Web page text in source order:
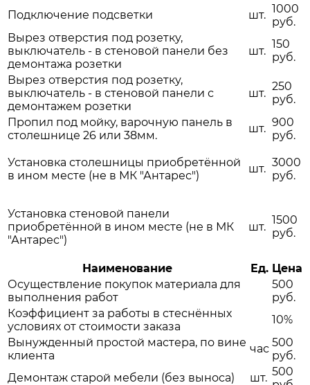
Подключение подсветки
шт. 1000
руб.
Вырез отверстия под розетку,
выключатель - в стеновой панели без
демонтажа розетки
шт.
150
руб.
Вырез отверстия под розетку,
выключатель - в стеновой панели с
демонтажем розетки
шт.
250
руб.
Пропил под мойку, варочную панель в
столешнице 26 или 38мм.
шт. 900
руб.
Установка столешницы приобретённой
в ином месте (не в МК "Антарес")
шт. 3000
руб.
Установка стеновой панели
приобретённой в ином месте (не в МК
"Антарес")
шт.
1500
руб.
Наименование Ед. Цена
Осуществление покупок материала для
выполнения работ
500
руб.
Коэффициент за работы в стеснённых
условиях от стоимости заказа
10%
Вынужденный простой мастера, по вине
клиента
час 500
руб.
Демонтаж старой мебели (без выноса)
шт. 500